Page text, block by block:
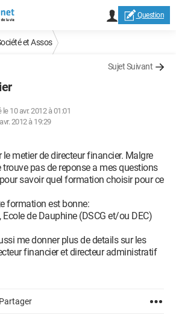
Question
et Assos
Sujet Suivant
10 avr. 2012 à 01:01
2012 à 19:29
metier de directeur financier. Malgre
pas de reponse a mes questions
savoir quel formation choisir pour ce
formation est bonne:
de Dauphine (DSCG et/ou DEC)
me donner plus de details sur les
financier et directeur administratif
Partager